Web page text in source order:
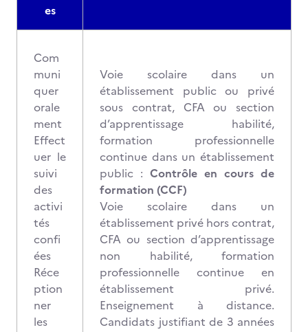
es
Com
muni
quer
orale
ment
Effect
uer le
suivi
des
activi
tés
confi
ées
Réce
ption
ner
les
Voie scolaire dans un
établissement public ou privé
sous contrat, CFA ou section
d’apprentissage habilité,
formation professionnelle
continue dans un établissement
public : Contrôle en cours de
formation (CCF)
Voie scolaire dans un
établissement privé hors contrat,
CFA ou section d’apprentissage
non habilité, formation
professionnelle continue en
établissement privé.
Enseignement à distance.
Candidats justifiant de 3 années